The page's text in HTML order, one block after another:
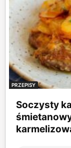
PRZEPISY
Soczysty